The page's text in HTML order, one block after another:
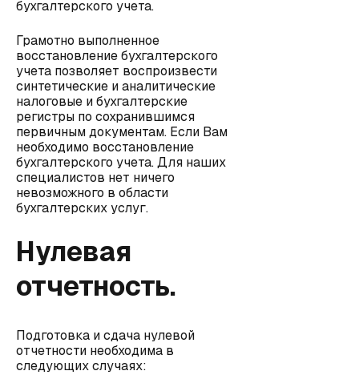
бухгалтерского учета.
Грамотно выполненное
восстановление бухгалтерского
учета позволяет воспроизвести
синтетические и аналитические
налоговые и бухгалтерские
регистры по сохранившимся
первичным документам. Если Вам
необходимо восстановление
бухгалтерского учета. Для наших
специалистов нет ничего
невозможного в области
бухгалтерских услуг.
Нулевая
отчетность.
Подготовка и сдача нулевой
отчетности необходима в
следующих случаях: